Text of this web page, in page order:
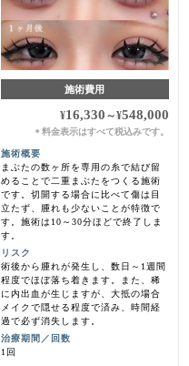
施術費用
¥16,330 ～¥548,000
＊ 料金表示はすべて税込みです。
施術概要
まぶたの数ヶ所を専用の糸で結び留
めることで二重まぶたをつくる施術
です。切開する場合に比べて傷は目
立たず、腫れも少ないことが特徴で
す。施術は10～30分ほどで終了しま
す。
リスク
術後から腫れが発生し、数日～1週間
程度でほぼ落ち着きます。また、稀
に内出血が生じますが、大抵の場合
メイクで隠せる程度で済み、時間経
過で必ず消失します。
治療期間／回数
1回